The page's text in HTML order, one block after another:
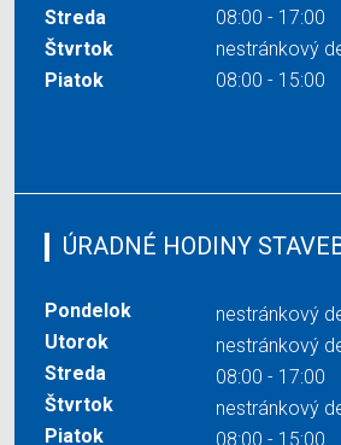
Streda
08:00 - 17:00
Štvrtok
nestránkový
Piatok
08:00 - 15:00
ÚRADNÉ HODINY
Pondelok
nestránkový
Utorok
nestránkový
Streda
08:00 - 17:00
Štvrtok
nestránkový
Piatok
08:00 - 15:00